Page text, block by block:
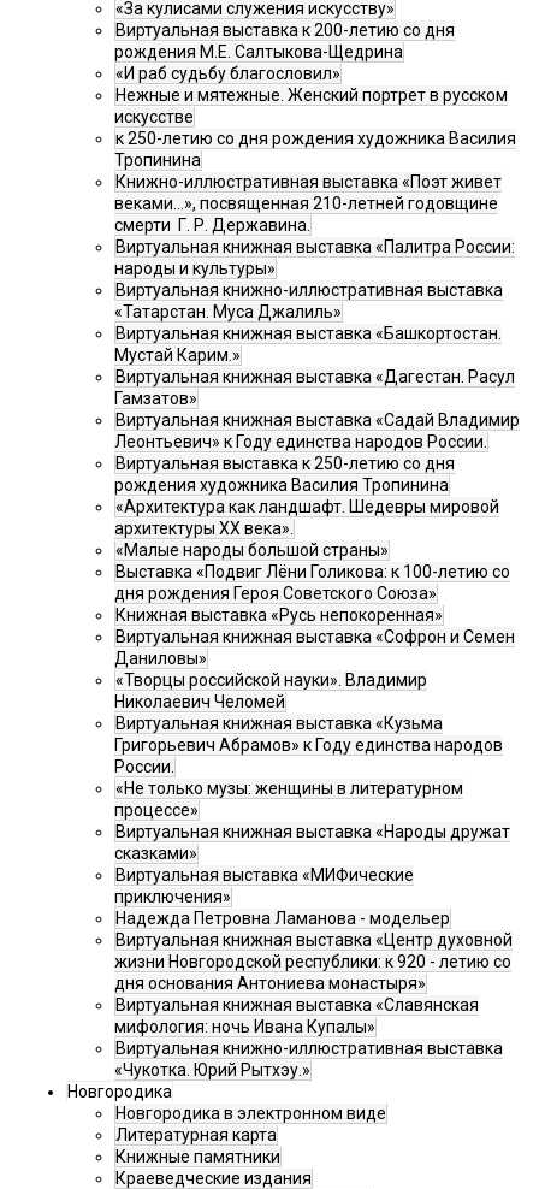
«За кулисами служения искусству»
Виртуальная выставка к 200-летию со дня
рождения М.Е. Салтыкова-Щедрина
«И раб судьбу благословил»
Нежные и мятежные. Женский портрет в русском
искусстве
к 250-летию со дня рождения художника Василия
Тропинина
Книжно-иллюстративная выставка «Поэт живет
веками…», посвященная 210-летней годовщине
смерти Г. Р. Державина.
Виртуальная книжная выставка «Палитра России:
народы и культуры»
Виртуальная книжно-иллюстративная выставка
«Татарстан. Муса Джалиль»
Виртуальная книжная выставка «Башкортостан.
Мустай Карим.»
Виртуальная книжная выставка «Дагестан. Расул
Гамзатов»
Виртуальная книжная выставка «Садай Владимир
Леонтьевич» к Году единства народов России.
Виртуальная выставка к 250-летию со дня
рождения художника Василия Тропинина
«Архитектура как ландшафт. Шедевры мировой
архитектуры XX века».
«Малые народы большой страны»
Выставка «Подвиг Лёни Голикова: к 100-летию со
дня рождения Героя Советского Союза»
Книжная выставка «Русь непокоренная»
Виртуальная книжная выставка «Софрон и Семен
Даниловы»
«Творцы российской науки». Владимир
Николаевич Челомей
Виртуальная книжная выставка «Кузьма
Григорьевич Абрамов» к Году единства народов
России.
«Не только музы: женщины в литературном
процессе»
Виртуальная книжная выставка «Народы дружат
сказками»
Виртуальная выставка «МИФические
приключения»
Надежда Петровна Ламанова - модельер
Виртуальная книжная выставка «Центр духовной
жизни Новгородской республики: к 920 - летию со
дня основания Антониева монастыря»
Виртуальная книжная выставка «Славянская
мифология: ночь Ивана Купалы»
Виртуальная книжно-иллюстративная выставка
«Чукотка. Юрий Рытхэу.»
Новгородика
Новгородика в электронном виде
Литературная карта
Книжные памятники
Краеведческие издания